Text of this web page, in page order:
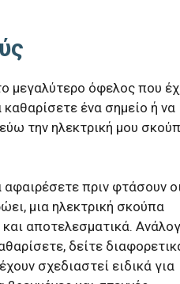
μεγαλύτερο όφελος που
ένα σημείο ή να
την ηλεκτρική μου
αφαιρέσετε πριν φτάσουν
μια ηλεκτρική σκούπα
και αποτελεσματικά.
δείτε
σχεδιαστεί ειδικά για